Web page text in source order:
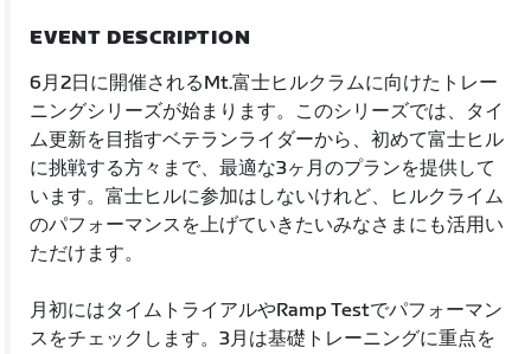
EVENT DESCRIPTION
6月2日に開催されるMt.富士ヒルクラムに向けたトレー
ニングシリーズが始まります。このシリーズでは、タイ
ム更新を目指すベテランライダーから、初めて富士ヒル
に挑戦する方々まで、最適な3ヶ月のプランを提供して
います。富士ヒルに参加はしないけれど、ヒルクライム
のパフォーマンスを上げていきたいみなさまにも活用い
ただけます。
月初にはタイムトライアルやRamp Testでパフォーマン
スをチェックします。3月は基礎トレーニングに重点を